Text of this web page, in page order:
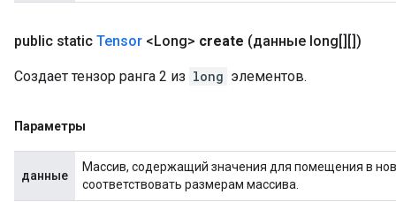
public static Tensor <Long> create (данные long[][])
Создает тензор ранга 2 из long элементов.
Параметры
данные
Массив, содержащий значения для помещения в
соответствовать размерам массива.